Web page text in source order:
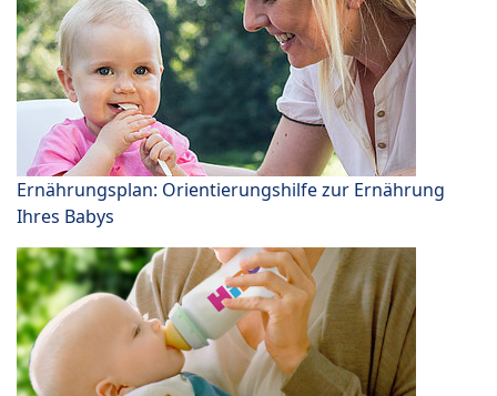
Ernährungsplan: Orientierungshilfe zur Ernährung
Ihres Babys